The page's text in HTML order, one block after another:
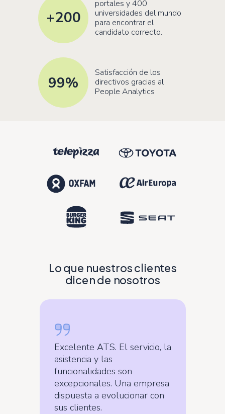
Excelente ATS. El servicio, la
asistencia y las
funcionalidades son
excepcionales. Una empresa
dispuesta a evolucionar con
sus clientes.
Lo que nuestros clientes
dicen de nosotros
+200
portales y 400
universidades del mundo
para encontrar el
candidato correcto.
99%
Satisfacción de los
directivos gracias al
People Analytics